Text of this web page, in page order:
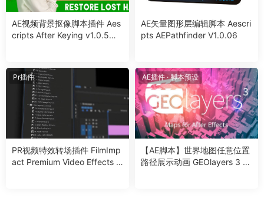
AE视频背景抠像脚本插件 Aes
cripts After Keying v1.0.5附
AE矢量图形层编辑脚本 Aescri
pts AEPathfinder V1.0.06
Pr插件
PR视频特效转场插件 FilmImp
act Premium Video Effects V
AE插件·脚本预设
【AE脚本】世界地图任意位置
路径展示动画 GEOlayers 3 v